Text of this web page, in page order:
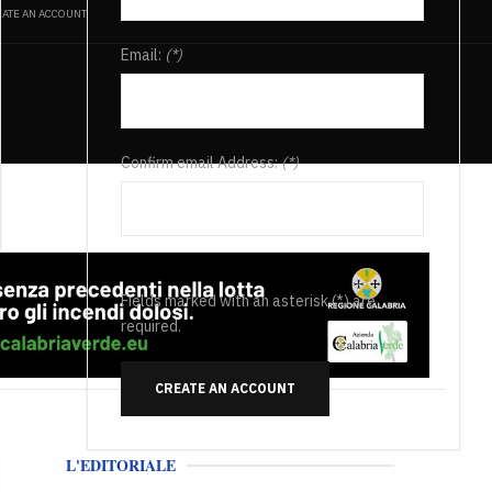
AN ACCOUNT
Email: (*)
Confirm email Address:(*)
Fields marked with an asterisk (*) are
required.
CREATE AN ACCOUNT
L'EDITORIALE